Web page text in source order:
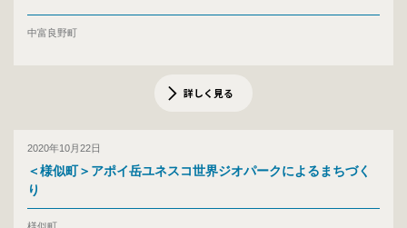
中富良野町
詳しく見る
2020年10月22日
＜様似町＞アポイ岳ユネスコ世界ジオパークによるまちづく
り